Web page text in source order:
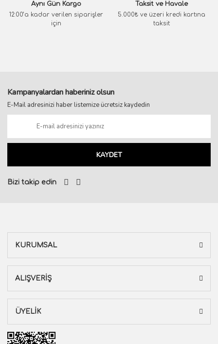
Aynı Gün Kargo
12:00’a kadar verilen siparişler
için
Taksit ve Havale
5.000₺ ve üzeri kredi kartına
taksit
Kampanyalardan haberiniz olsun
E-Mail adresinizi haber listemize ücretsiz kaydedin
KAYDET
Bizi takip edin
KURUMSAL
ALIŞVERİŞ
ÜYELİK